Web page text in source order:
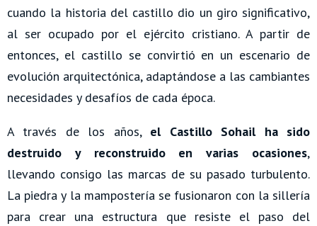
cuando la historia del castillo dio un giro significativo,
al ser ocupado por el ejército cristiano. A partir de
entonces, el castillo se convirtió en un escenario de
evolución arquitectónica, adaptándose a las cambiantes
necesidades y desafíos de cada época.
A través de los años, el Castillo Sohail ha sido
destruido y reconstruido en varias ocasiones,
llevando consigo las marcas de su pasado turbulento.
La piedra y la mampostería se fusionaron con la sillería
para crear una estructura que resiste el paso del